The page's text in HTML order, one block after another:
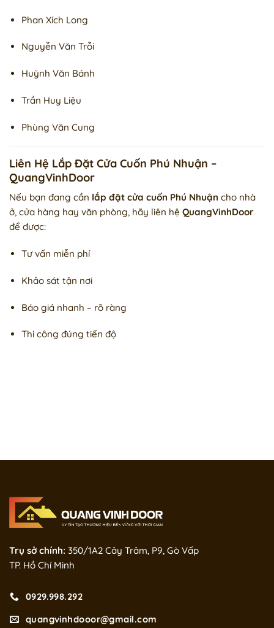
Phan Xích Long
Nguyễn Văn Trỗi
Huỳnh Văn Bánh
Trần Huy Liệu
Phùng Văn Cung
Liên Hệ Lắp Đặt Cửa Cuốn Phú Nhuận –
QuangVinhDoor
Nếu bạn đang cần lắp đặt cửa cuốn Phú Nhuận cho nhà
ở, cửa hàng hay văn phòng, hãy liên hệ QuangVinhDoor
để được:
Tư vấn miễn phí
Khảo sát tận nơi
Báo giá nhanh – rõ ràng
Thi công đúng tiến độ
Trụ sở chính: 350/1A2 Cây Trâm, P9, Gò Vấp
TP. Hồ Chí Minh
0929.998.292
quangvinhdooor@gmail.com